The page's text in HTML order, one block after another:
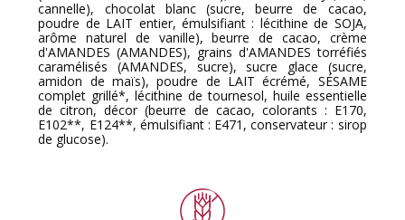
cannelle), chocolat blanc (sucre, beurre de cacao,
poudre de LAIT entier, émulsifiant : lécithine de SOJA,
arôme naturel de vanille), beurre de cacao, crème
d'AMANDES (AMANDES), grains d'AMANDES torréfiés
caramélisés (AMANDES, sucre), sucre glace (sucre,
amidon de maïs), poudre de LAIT écrémé, SÉSAME
complet grillé*, lécithine de tournesol, huile essentielle
de citron, décor (beurre de cacao, colorants : E170,
E102**, E124**, émulsifiant : E471, conservateur : sirop
de glucose).